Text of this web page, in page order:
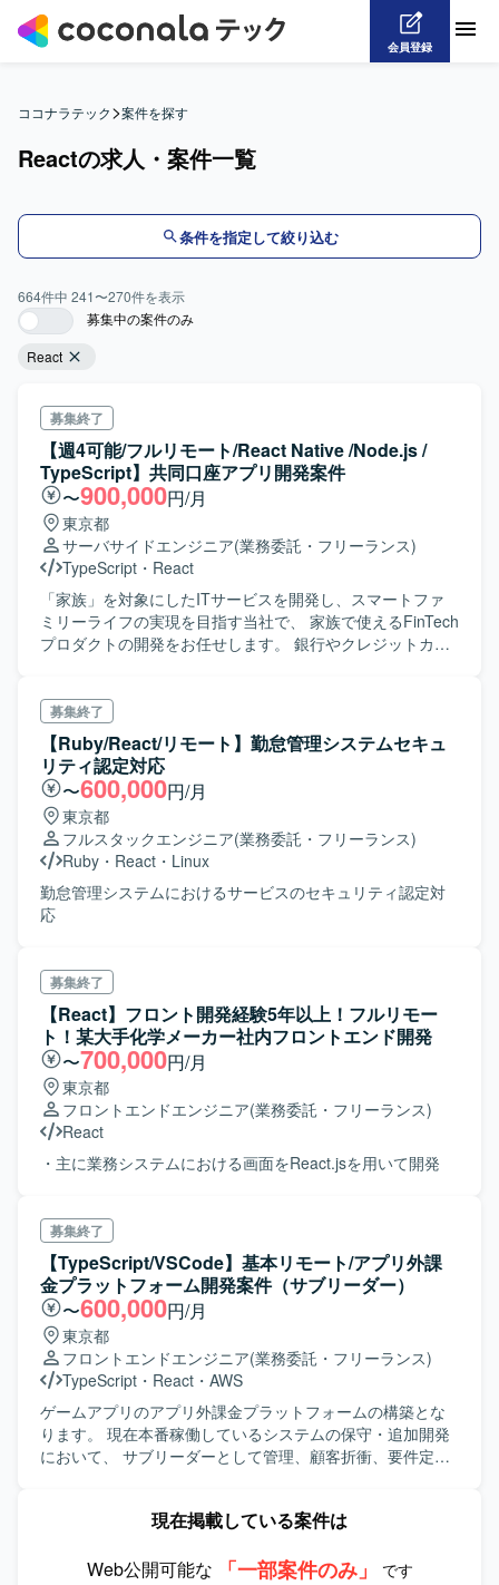
会員登録
ココナラテック>案件を探す
Reactの求人・案件一覧
条件を指定して絞り込む
664件中 241〜270件を表示
募集中の案件のみ
React
募集終了
【週4可能/フルリモート/React Native /Node.js /
TypeScript】共同口座アプリ開発案件
〜900,000円/月
東京都
サーバサイドエンジニア(業務委託・フリーランス)
TypeScript ・ React
「家族」を対象にしたITサービスを開発し、スマートファ
ミリーライフの実現を目指す当社で、 家族で使えるFinTech
プロダクトの開発をお任せします。 銀行やクレジットカー
今後企業規模が大きくなっていくのを日々感じながら、活
躍できるのが醍醐味です。 フルスタックエンジニアはもち
ろん、フロントエンド/バックエンド/モバイルアプリ（
iOS/Android両面）に強みをお持ちの方を積極募集しており
ます！ ・システムの設計、技術選定 ・システム開発 ・開発
チーム全体の生産性を向上させるためのワークフロー・ツ
ール整備
募集終了
【Ruby/React/リモート】勤怠管理システムセキュ
リティ認定対応
〜600,000円/月
東京都
フルスタックエンジニア(業務委託・フリーランス)
Ruby ・ React ・ Linux
勤怠管理システムにおけるサービスのセキュリティ認定対
応
募集終了
【React】フロント開発経験5年以上！フルリモー
ト！某大手化学メーカー社内フロントエンド開発
〜700,000円/月
東京都
フロントエンドエンジニア(業務委託・フリーランス)
React
・主に業務システムにおける画面をReact.jsを用いて開発
募集終了
【TypeScript/VSCode】基本リモート/アプリ外課
金プラットフォーム開発案件（サブリーダー）
〜600,000円/月
東京都
フロントエンドエンジニア(業務委託・フリーランス)
TypeScript ・ React ・ AWS
ゲームアプリのアプリ外課金プラットフォームの構築とな
ります。 現在本番稼働しているシステムの保守・追加開発
において、 サブリーダーとして管理、顧客折衝、要件定
・実装（主に管理・レビュー） ・テスト（主に管理・レビ
ロントエンド：Next.js（Typescript） ・バックエンド：
現在掲載している案件は
Web公開可能な
「一部案件のみ」 です